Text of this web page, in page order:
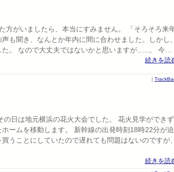
方がいましたら、本当にすみません。 「そろそろ来
も聞き、なんとか年内に間に合わせました。しかし、
。 なので大丈夫ではないかと思いますが......。 今…
続きを読
|
日は地元横浜の花火大会でした。 花火見学ができ
ームを移動します。 新幹線の出発時刻18時22分が
うことにしていたので遅れても問題はないのですが、
続きを読